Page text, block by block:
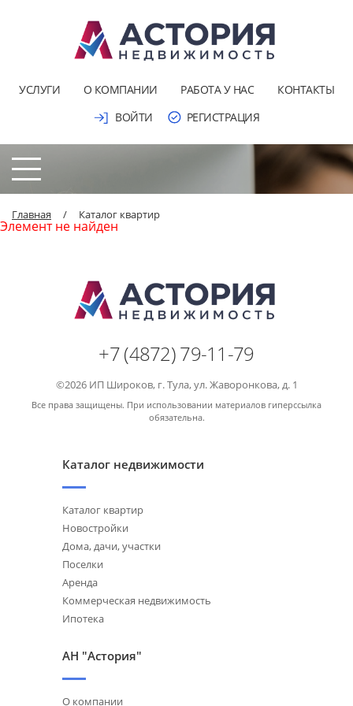
УСЛУГИ О КОМПАНИИ РАБОТА У НАС
КОНТАКТЫ
ВОЙТИ
РЕГИСТРАЦИЯ
Главная / Каталог квартир
Элемент не найден
+7 (4872) 79-11-79
©2026 ИП Широков, г. Тула, ул. Жаворонкова, д. 1
Все права защищены. При использовании материалов гиперссылка
обязательна.
Каталог недвижимости
Каталог квартир
Новостройки
Дома, дачи, участки
Поселки
Аренда
Коммерческая недвижимость
Ипотека
АН "Астория"
О компании